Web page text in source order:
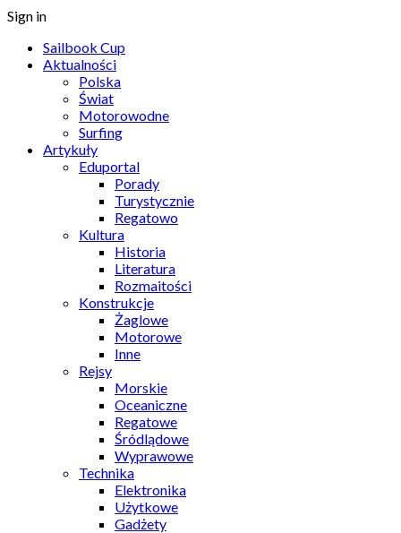
Sign in
Sailbook Cup
Aktualności
Polska
Świat
Motorowodne
Surfing
Artykuły
Eduportal
Porady
Turystycznie
Regatowo
Kultura
Historia
Literatura
Rozmaitości
Konstrukcje
Żaglowe
Motorowe
Inne
Rejsy
Morskie
Oceaniczne
Regatowe
Śródlądowe
Wyprawowe
Technika
Elektronika
Użytkowe
Gadżety